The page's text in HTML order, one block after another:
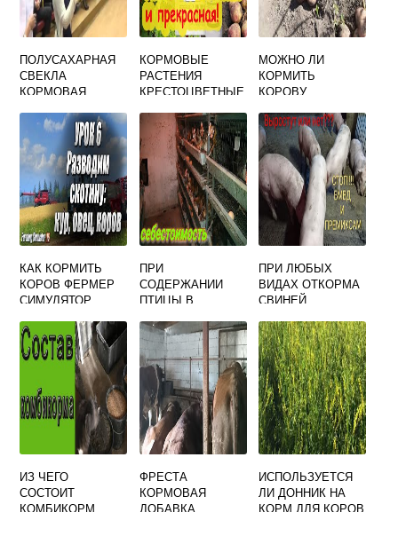
ПОЛУСАХАРНАЯ
СВЕКЛА
КОРМОВАЯ
КОРМОВЫЕ
РАСТЕНИЯ
КРЕСТОЦВЕТНЫЕ
МОЖНО ЛИ
КОРМИТЬ
КОРОВУ
КАРТОШКОЙ
КАК КОРМИТЬ
КОРОВ ФЕРМЕР
СИМУЛЯТОР
ПРИ
СОДЕРЖАНИИ
ПТИЦЫ В
БАТАРЕЯХ
РАЗДАЧА КОРМА
И УБОРКА
ПОМЕТА
ПРИ ЛЮБЫХ
ВИДАХ ОТКОРМА
СВИНЕЙ
КОРМИТЬ
СКОЛЬКО РАЗ
ИЗ ЧЕГО
СОСТОИТ
КОМБИКОРМ
ФРЕСТА
КОРМОВАЯ
ДОБАВКА
ИСПОЛЬЗУЕТСЯ
ЛИ ДОННИК НА
КОРМ ДЛЯ КОРОВ